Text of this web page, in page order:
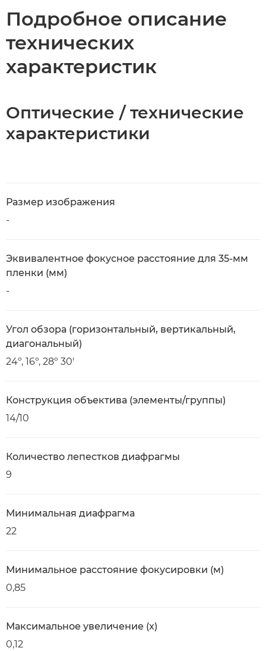
Подробное описание
технических
характеристик
Оптические / технические
характеристики
Размер изображения
-
Эквивалентное фокусное расстояние для 35-мм
пленки (мм)
-
Угол обзора (горизонтальный, вертикальный,
диагональный)
24º, 16º, 28º 30'
Конструкция объектива (элементы/группы)
14/10
Количество лепестков диафрагмы
9
Минимальная диафрагма
22
Минимальное расстояние фокусировки (м)
0,85
Максимальное увеличение (x)
0,12